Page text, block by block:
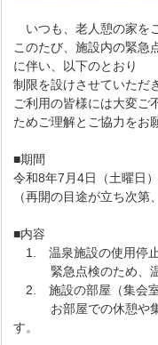
いつも、老人憩の家を
このたび、施設内の緊急
に伴い、以下のとおり
制限を設けさせていただ
ご利用の皆様には大変ご
ためご理解とご協力をお
■期間
令和8年7月4日（土曜日
（再開の目途が立ち次第
■内容
1. 温泉施設の使用停止
緊急点検のため、温
2. 施設の部屋（集会室
お部屋での休憩や集
す。